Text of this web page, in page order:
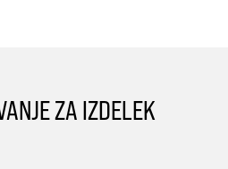
ZA IZDELEK